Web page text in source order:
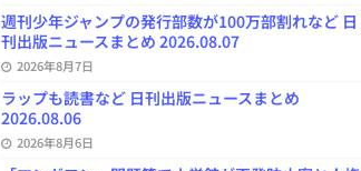
n
e
週刊少年ジャンプの発行部数が100万部割れなど 日
刊出版ニュースまとめ 2026.08.07
2026年8月7日
ラップも読書など 日刊出版ニュースまとめ
2026.08.06
2026年8月6日